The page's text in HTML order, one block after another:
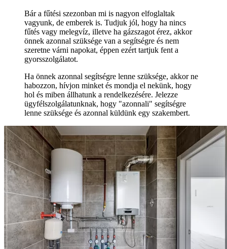
Bár a fűtési szezonban mi is nagyon elfoglaltak
vagyunk, de emberek is. Tudjuk jól, hogy ha nincs
fűtés vagy melegvíz, illetve ha gázszagot érez, akkor
önnek azonnal szüksége van a segítségre és nem
szeretne várni napokat, éppen ezért tartjuk fent a
gyorsszolgálatot.
Ha önnek azonnal segítségre lenne szüksége, akkor ne
habozzon, hívjon minket és mondja el nekünk, hogy
hol és miben állhatunk a rendelkezésére. Jelezze
ügyfélszolgálatunknak, hogy "azonnali" segítségre
lenne szüksége és azonnal küldünk egy szakembert.